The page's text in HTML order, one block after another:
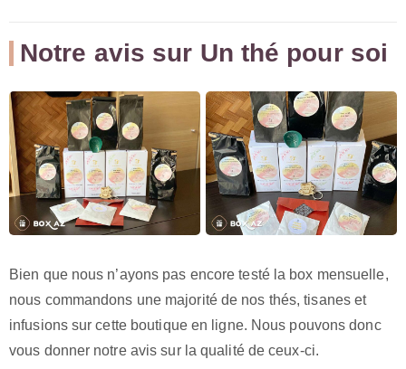
Notre avis sur Un thé pour soi
Bien que nous n’ayons pas encore testé la box mensuelle,
nous commandons une majorité de nos thés, tisanes et
infusions sur cette boutique en ligne. Nous pouvons donc
vous donner notre avis sur la qualité de ceux-ci.